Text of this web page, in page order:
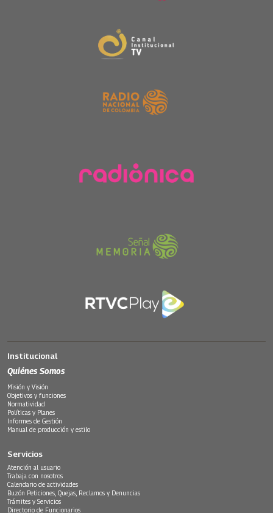
Institucional
Quiénes Somos
Misión y Visión
Objetivos y funciones
Normatividad
Políticas y Planes
Informes de Gestión
Manual de producción y estilo
Servicios
Atención al usuario
Trabaja con nosotros
Calendario de actividades
Buzón Peticiones, Quejas, Reclamos y Denuncias
Trámites y Servicios
Directorio de Funcionarios